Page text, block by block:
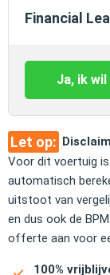
Financial
Ja, ik
Let op:
Voor dit voertuig
automatisch
uitstoot van
en dus ook de
offerte aan voor
100%